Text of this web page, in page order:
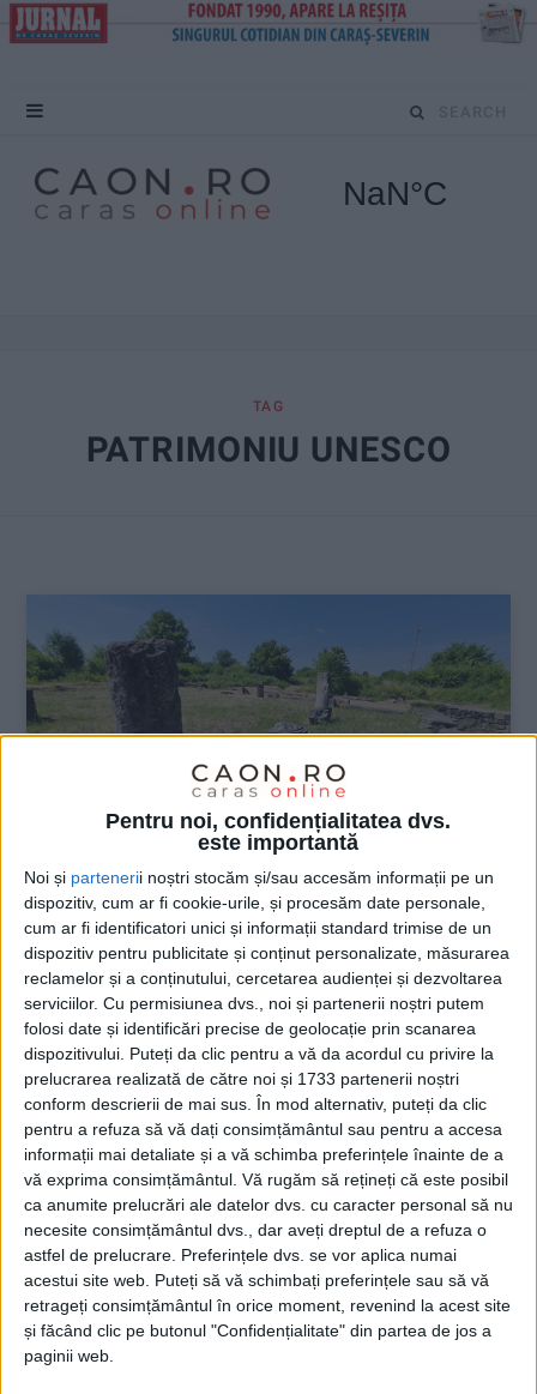
Pentru noi, confidențialitatea dvs.
este importantă
Noi și partenerii noștri stocăm și/sau accesăm informații pe un
dispozitiv, cum ar fi cookie-urile, și procesăm date personale,
cum ar fi identificatori unici și informații standard trimise de un
dispozitiv pentru publicitate și conținut personalizate, măsurarea
reclamelor și a conținutului, cercetarea audienței și dezvoltarea
serviciilor. Cu permisiunea dvs., noi și partenerii noștri putem
folosi date și identificări precise de geolocație prin scanarea
dispozitivului. Puteți da clic pentru a vă da acordul cu privire la
prelucrarea realizată de către noi și 1733 partenerii noștri
conform descrierii de mai sus. În mod alternativ, puteți da clic
pentru a refuza să vă dați consimțământul sau pentru a accesa
informații mai detaliate și a vă schimba preferințele înainte de a
vă exprima consimțământul. Vă rugăm să rețineți că este posibil
ca anumite prelucrări ale datelor dvs. cu caracter personal să nu
necesite consimțământul dvs., dar aveți dreptul de a refuza o
astfel de prelucrare. Preferințele dvs. se vor aplica numai
acestui site web. Puteți să vă schimbați preferințele sau să vă
retrageți consimțământul în orice moment, revenind la acest site
și făcând clic pe butonul "Confidențialitate" din partea de jos a
paginii web.
S
o
TAG
PATRIMONIU UNESCO
ŞTIRILE JUDEŢULUI CARAŞ-SEVERIN
Cu limesul în patrimoniul UNESCO
30 IULIE 2024, 07:52 AM 2 MINUTE DE CITIRE
CARAȘ-SEVERIN – Printre monumentele istorice de la frontiera
Daciei romane se numără și câteva din județul Caraș-Severin!
Arhive
A
r